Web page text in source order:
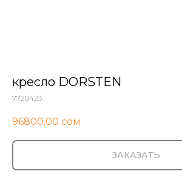
кресло DORSTEN
7720423
96800,00 сом
ЗАКАЗАТЬ